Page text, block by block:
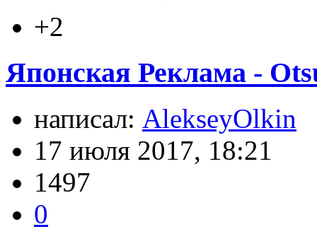
+2
Японская Реклама -
написал: AlekseyOlkin
17 июля 2017, 18:21
1497
0